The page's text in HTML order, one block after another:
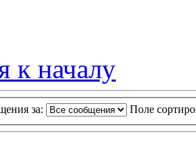
к началу
за: Поле